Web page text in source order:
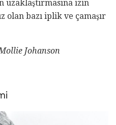
uzaklaştırmasına izin
olan bazı iplik ve çamaşır
Johanson